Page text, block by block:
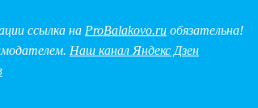
ссылка на ProBalakovo.ru обязательна!
Наш канал Яндекс Дзен